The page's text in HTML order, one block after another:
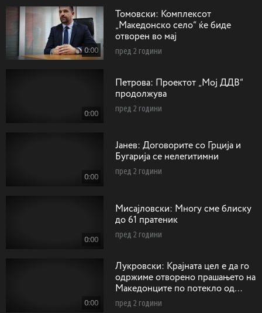
0:00
Toмовски: Koмплексот
„Македонско село“ ќе биде
отворен во мај
пред 2 години
0:00
Петрова: Проектот „Мој ДДВ“
продолжува
пред 2 години
0:00
Jaнев: Договорите со Грција и
Бугарија се нелегитимни
пред 2 години
0:00
Мисајловски: Многу сме блиску
до 61 пратеник
пред 2 години
0:00
Лукровски: Крајната цел е да го
одржиме отворено прашањето на
Македонците по потекло од
Егејскиот дел на Македонија
пред 2 години